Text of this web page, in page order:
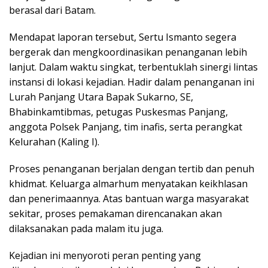
berasal dari Batam.
Mendapat laporan tersebut, Sertu Ismanto segera
bergerak dan mengkoordinasikan penanganan lebih
lanjut. Dalam waktu singkat, terbentuklah sinergi lintas
instansi di lokasi kejadian. Hadir dalam penanganan ini
Lurah Panjang Utara Bapak Sukarno, SE,
Bhabinkamtibmas, petugas Puskesmas Panjang,
anggota Polsek Panjang, tim inafis, serta perangkat
Kelurahan (Kaling I).
Proses penanganan berjalan dengan tertib dan penuh
khidmat. Keluarga almarhum menyatakan keikhlasan
dan penerimaannya. Atas bantuan warga masyarakat
sekitar, proses pemakaman direncanakan akan
dilaksanakan pada malam itu juga.
Kejadian ini menyoroti peran penting yang